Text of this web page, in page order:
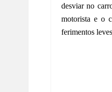
desviar no
motorista e o
ferimentos